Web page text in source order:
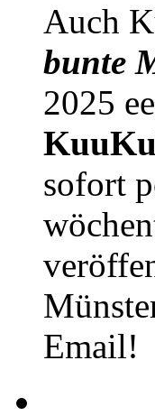
Auch
bunte
2025
sofort
Email!